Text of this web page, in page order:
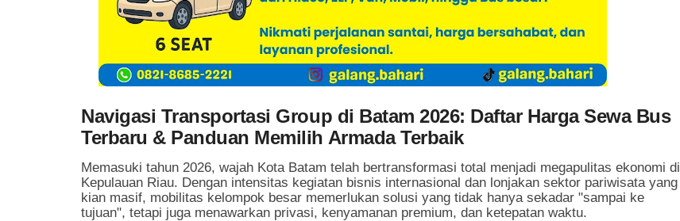
Navigasi Transportasi Group di Batam 2026: Daftar Harga Sewa Bus
Terbaru & Panduan Memilih Armada Terbaik
Memasuki tahun 2026, wajah Kota Batam telah bertransformasi total menjadi megapulitas ekonomi di
Kepulauan Riau. Dengan intensitas kegiatan bisnis internasional dan lonjakan sektor pariwisata yang
kian masif, mobilitas kelompok besar memerlukan solusi yang tidak hanya sekadar "sampai ke
tujuan", tetapi juga menawarkan privasi, kenyamanan premium, dan ketepatan waktu.